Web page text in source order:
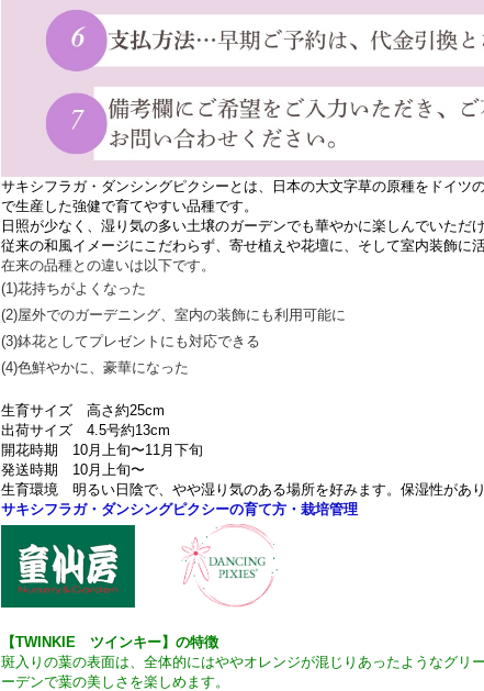
サキシフラガ・ダンシングピクシーとは、日本の大文字草の原種をドイツ
で生産した強健で育てやすい品種です。
日照が少なく、湿り気の多い土壌のガーデンでも華やかに楽しんでいただけ
従来の和風イメージにこだわらず、寄せ植えや花壇に、そして室内装飾に活
在来の品種との違いは以下です。
(1)花持ちがよくなった
(2)屋外でのガーデニング、室内の装飾にも利用可能に
(3)鉢花としてプレゼントにも対応できる
(4)色鮮やかに、豪華になった
生育サイズ 高さ約25cm
出荷サイズ 4.5号約13cm
開花時期 10月上旬〜11月下旬
発送時期 10月上旬〜
生育環境 明るい日陰で、やや湿り気のある場所を好みます。保湿性があ
サキシフラガ・ダンシングピクシーの育て方・栽培管理
【TWINKIE ツインキー】の特徴
斑入りの葉の表面は、全体的にはややオレンジが混じりあったようなグリ
ーデンで葉の美しさを楽しめます。